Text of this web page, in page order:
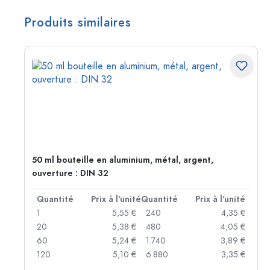
Produits similaires
50 ml bouteille en aluminium, métal, argent,
ouverture : DIN 32
Quantité Prix à l'unitéQuantité
Prix à l'unité
1
5,55 €
20
5,38 €
60
5,24 €
120
5,10 €
240
4,35 €
480
4,05 €
1.740
3,89 €
6.880
3,35 €